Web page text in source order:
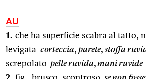
AU
1. che ha superficie scabra al tatto,
levigata: corteccia, parete, stoffa
screpolato: pelle ruvida, mani ruvide
2.